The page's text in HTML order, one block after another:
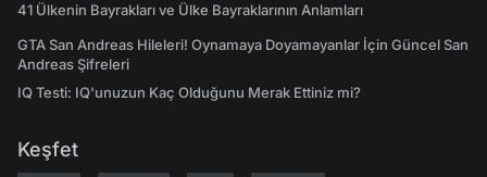
41 Ülkenin Bayrakları ve Ülke Bayraklarının Anlamları
GTA San Andreas Hileleri! Oynamaya Doyamayanlar İçin Güncel San
Andreas Şifreleri
IQ Testi: IQ'unuzun Kaç Olduğunu Merak Ettiniz mi?
Keşfet